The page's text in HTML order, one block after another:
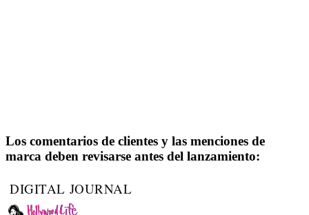
Los comentarios de clientes y las menciones de
marca deben revisarse antes del lanzamiento: